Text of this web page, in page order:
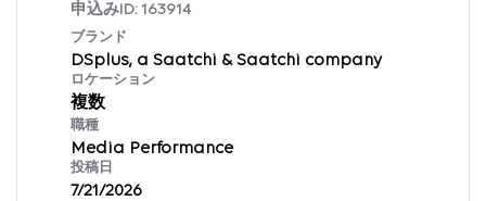
申込みID: 163914
ブランド
DSplus, a Saatchi & Saatchi company
ロケーション
複数
職種
Media Performance
投稿日
7/21/2026